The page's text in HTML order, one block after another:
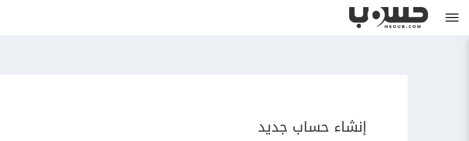
إنشاء حساب جديد